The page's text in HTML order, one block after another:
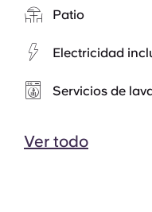
Patio
Electricidad
Servicios de
Ver todo